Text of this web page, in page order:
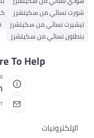
شورت نسائي من سكيتشرز
تيشيرت نسائي من سكيتشرز
بنطلون نسائي من سكيتشرز
To Help
الإلكترونيات